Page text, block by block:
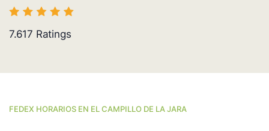
7.617 Ratings
FEDEX HORARIOS EN EL CAMPILLO DE LA JARA